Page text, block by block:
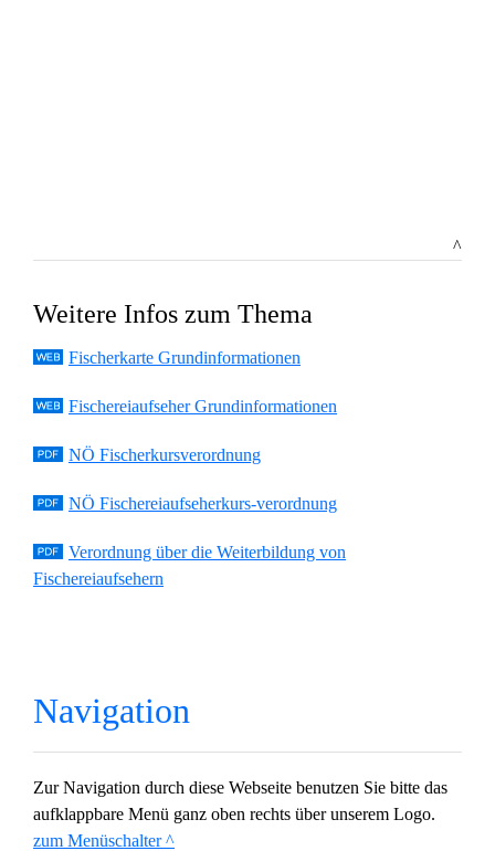
^
Weitere Infos zum Thema
Fischerkarte Grundinformationen
Fischereiaufseher Grundinformationen
NÖ Fischerkursverordnung
NÖ Fischereiaufseherkurs-verordnung
Verordnung über die Weiterbildung von
Fischereiaufsehern
Navigation
Zur Navigation durch diese Webseite benutzen Sie bitte das
aufklappbare Menü ganz oben rechts über unserem Logo.
zum Menüschalter ^